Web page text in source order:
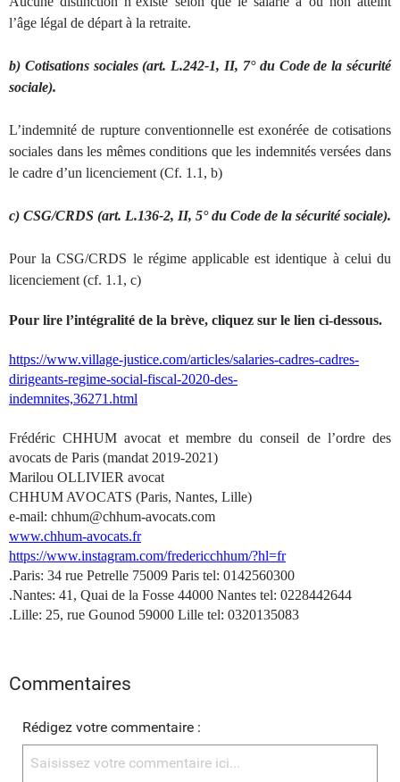
l’âge légal de départ à la retraite.
b) Cotisations sociales (art. L.242-1, II, 7° du Code de la sécurité
sociale).
L’indemnité de rupture conventionnelle est exonérée de cotisations
sociales dans les mêmes conditions que les indemnités versées dans
le cadre d’un licenciement (Cf. 1.1, b)
c) CSG/CRDS (art. L.136-2, II, 5° du Code de la sécurité sociale).
Pour la CSG/CRDS le régime applicable est identique à celui du
licenciement (cf. 1.1, c)
Pour lire l’intégralité de la brève, cliquez sur le lien ci-dessous.
https://www.village-justice.com/articles/salaries-cadres-cadres-
dirigeants-regime-social-fiscal-2020-des-
indemnites,36271.html
Frédéric CHHUM avocat et membre du conseil de l’ordre des
avocats de Paris (mandat 2019-2021)
Marilou OLLIVIER avocat
CHHUM AVOCATS (Paris, Nantes, Lille)
e-mail: chhum@chhum-avocats.com
www.chhum-avocats.fr
https://www.instagram.com/fredericchhum/?hl=fr
.Paris: 34 rue Petrelle 75009 Paris tel: 0142560300
.Nantes: 41, Quai de la Fosse 44000 Nantes tel: 0228442644
.Lille: 25, rue Gounod 59000 Lille tel: 0320135083
Commentaires
Rédigez votre commentaire :